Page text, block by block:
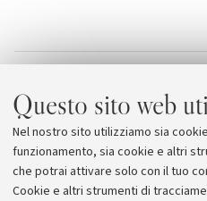
Questo sito web
Nel nostro sito utilizziamo sia
funzionamento, sia cookie e altri
che potrai attivare solo con il tuo
Cookie e altri strumenti di
La locandina del
The Invention(s) of